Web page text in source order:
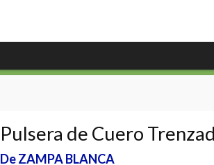
Pulsera de Cuero
De ZAMPA BLANCA